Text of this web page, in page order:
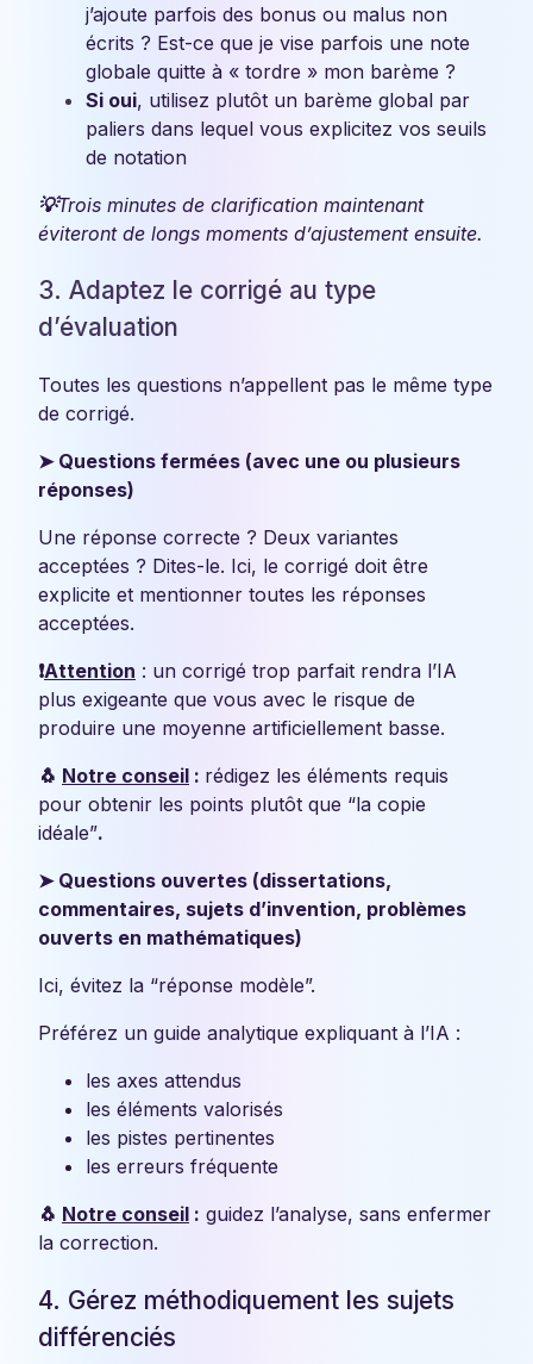
j’ajoute parfois des bonus ou malus non
écrits ? Est-ce que je vise parfois une note
globale quitte à « tordre » mon barème ?
Si oui, utilisez plutôt un barème global par
paliers dans lequel vous explicitez vos seuils
de notation
💡Trois minutes de clarification maintenant
éviteront de longs moments d’ajustement ensuite.
3. Adaptez le corrigé au type
d’évaluation
Toutes les questions n’appellent pas le même type
de corrigé.
➤ Questions fermées (avec une ou plusieurs
réponses)
Une réponse correcte ? Deux variantes
acceptées ? Dites-le. Ici, le corrigé doit être
explicite et mentionner toutes les réponses
acceptées.
❗Attention : un corrigé trop parfait rendra l’IA
plus exigeante que vous avec le risque de
produire une moyenne artificiellement basse.
🐧 Notre conseil : rédigez les éléments requis
pour obtenir les points plutôt que “la copie
idéale”.
➤ Questions ouvertes (dissertations,
commentaires, sujets d’invention, problèmes
ouverts en mathématiques)
Ici, évitez la “réponse modèle”.
Préférez un guide analytique expliquant à l’IA :
les axes attendus
les éléments valorisés
les pistes pertinentes
les erreurs fréquente
🐧 Notre conseil : guidez l’analyse, sans enfermer
la correction.
4. Gérez méthodiquement les sujets
différenciés